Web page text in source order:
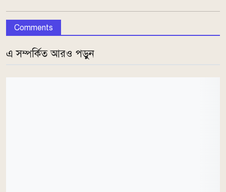
Comments
এ সম্পর্কিত আরও পড়ুন